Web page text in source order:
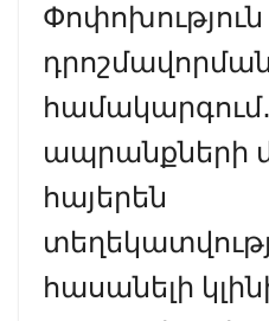
Փոփոխություն
դրոշմավորման
ապրանքների
հայերեն
հասանելի